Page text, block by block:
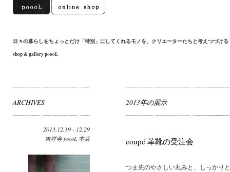
日々の暮らしをちょっとだけ「特別」にしてくれるモノを、クリエーターたちと考えつづける
shop & gallery poooL
ARCHIVES 2013年の展示
2013.12.19 - 12.29
吉祥寺 poooL 本店 coupé 革靴の受注会
つま先のやさしい丸みと、しっかり